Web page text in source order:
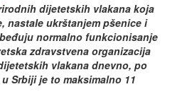
dijetetskih vlakana koja
nastale ukrštanjem pšenice i
normalno funkcionisanje
zdravstvena organizacija
vlakana dnevno, po
Srbiji je to maksimalno 11